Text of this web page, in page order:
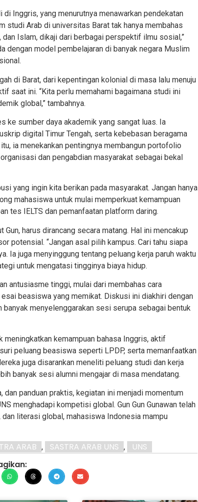
Inggris, yang menurutnya menawarkan pendekatan
studi Arab di universitas Barat tak hanya membahas
Islam, dikaji dari berbagai perspektif ilmu sosial,”
dengan model pembelajaran di banyak negara Muslim
di Barat, dari kepentingan kolonial di masa lalu menuju
saat ini. “Kita perlu memahami bagaimana studi ini
global,” tambahnya.
ke sumber daya akademik yang sangat luas. Ia
digital Timur Tengah, serta kebebasan beragama
ia menekankan pentingnya membangun portofolio
dan pengabdian masyarakat sebagai bekal
yang ingin kita berikan pada masyarakat. Jangan hanya
mahasiswa untuk mulai memperkuat kemampuan
tes IELTS dan pemanfaatan platform daring.
harus dirancang secara matang. Hal ini mencakup
potensial. “Jangan asal pilih kampus. Cari tahu siapa
Ia juga menyinggung tentang peluang kerja paruh waktu
untuk mengatasi tingginya biaya hidup.
antusiasme tinggi, mulai dari membahas cara
beasiswa yang memikat. Diskusi ini diakhiri dengan
menyelenggarakan sesi serupa sebagai bentuk
meningkatkan kemampuan bahasa Inggris, aktif
peluang beasiswa seperti LPDP, serta memanfaatkan
juga disarankan meneliti peluang studi dan kerja
banyak sesi alumni mengajar di masa mendatang.
dan panduan praktis, kegiatan ini menjadi momentum
menghadapi kompetisi global. Gun Gun Gunawan telah
literasi global, mahasiswa Indonesia mampu
ARAB , SASTRA ARAB UNS ,
UNS